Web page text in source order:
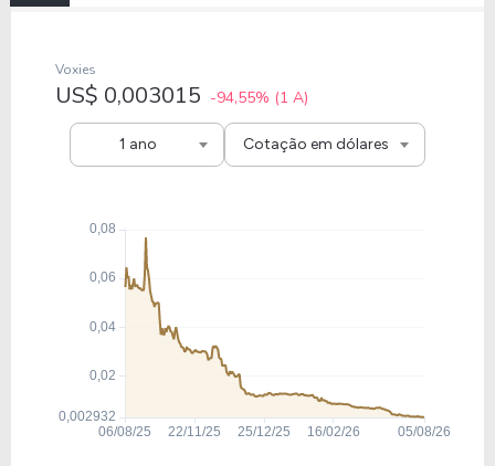
1 ano
Voxies
US$ 0,003015 -94,55% (1 A)
Cotação em dólares